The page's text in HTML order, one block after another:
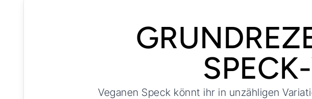
Veganen Speck könnt ihr in unzähligen